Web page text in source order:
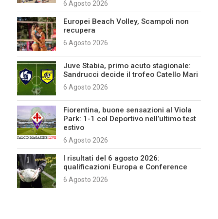
6 Agosto 2026
Europei Beach Volley, Scampoli non
recupera
6 Agosto 2026
Juve Stabia, primo acuto stagionale:
Sandrucci decide il trofeo Catello Mari
6 Agosto 2026
Fiorentina, buone sensazioni al Viola
Park: 1-1 col Deportivo nell’ultimo test
estivo
6 Agosto 2026
I risultati del 6 agosto 2026:
qualificazioni Europa e Conference
6 Agosto 2026